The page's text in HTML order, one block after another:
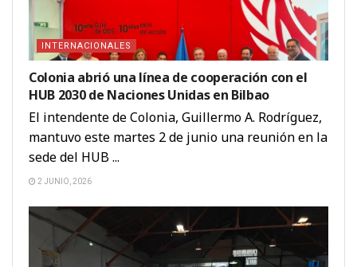
INTERNACIONALES
Colonia abrió una línea de cooperación con el
HUB 2030 de Naciones Unidas en Bilbao
El intendente de Colonia, Guillermo A. Rodríguez,
mantuvo este martes 2 de junio una reunión en la
sede del HUB ...
2 JUNIO, 2026